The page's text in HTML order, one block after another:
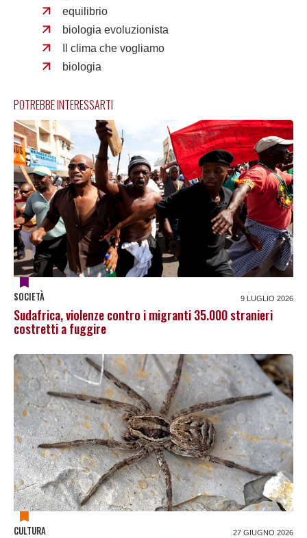
equilibrio
biologia evoluzionista
Il clima che vogliamo
biologia
POTREBBE INTERESSARTI
SOCIETÀ 9 LUGLIO 2026
Sudafrica, violenze contro i migranti 35.000 stranieri
costretti a fuggire
CULTURA 27 GIUGNO 2026